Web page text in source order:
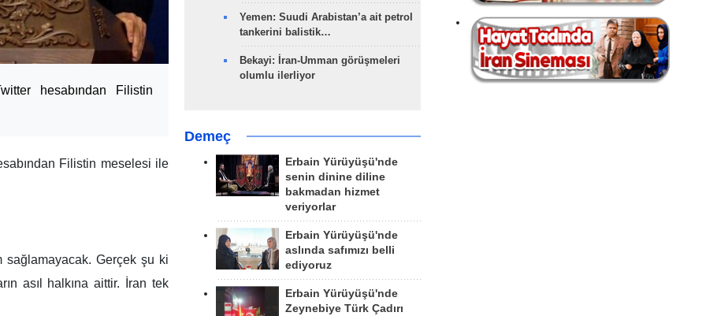
hesabından Filistin
Filistin meselesi ile
sağlamayacak. Gerçek şu ki
asıl halkına aittir. İran tek
Yemen: Suudi Arabistan’a ait petrol
tankerini balistik…
Bekayi: İran-Umman görüşmeleri
olumlu ilerliyor
Demeç
Erbain Yürüyüşü'nde
senin dinine diline
bakmadan hizmet
veriyorlar
Erbain Yürüyüşü'nde
aslında safımızı belli
ediyoruz
Erbain Yürüyüşü'nde
Zeynebiye Türk Çadırı